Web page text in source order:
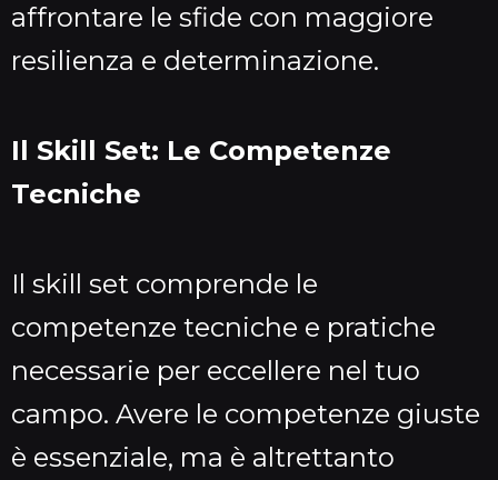
affrontare le sfide con maggiore
resilienza e determinazione.
Il Skill Set: Le Competenze
Tecniche
Il skill set comprende le
competenze tecniche e pratiche
necessarie per eccellere nel tuo
campo. Avere le competenze giuste
è essenziale, ma è altrettanto